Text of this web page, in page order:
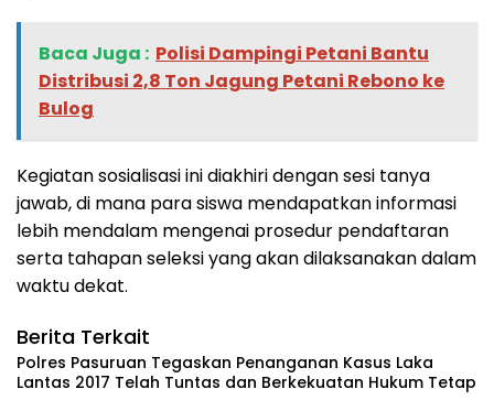
Baca Juga : Polisi Dampingi Petani Bantu
Distribusi 2,8 Ton Jagung Petani Rebono ke
Bulog
Kegiatan sosialisasi ini diakhiri dengan sesi tanya
jawab, di mana para siswa mendapatkan informasi
lebih mendalam mengenai prosedur pendaftaran
serta tahapan seleksi yang akan dilaksanakan dalam
waktu dekat.
Berita Terkait
Polres Pasuruan Tegaskan Penanganan Kasus Laka
Lantas 2017 Telah Tuntas dan Berkekuatan Hukum Tetap